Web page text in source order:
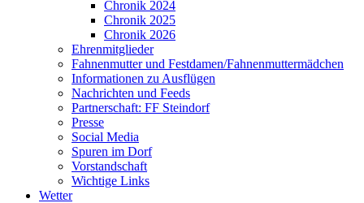
Chronik 2024
Chronik 2025
Chronik 2026
Ehrenmitglieder
Fahnenmutter und Festdamen/Fahnenmuttermädchen
Informationen zu Ausflügen
Nachrichten und Feeds
Partnerschaft: FF Steindorf
Presse
Social Media
Spuren im Dorf
Vorstandschaft
Wichtige Links
Wetter